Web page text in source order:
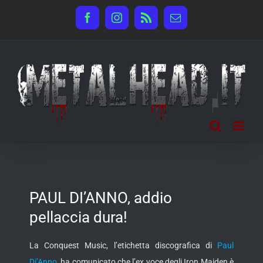
FacebookInstagram
Rss Email
PAUL DI’ANNO, addio
pellaccia dura!
La Conquest Music, l’etichetta discografica di Paul